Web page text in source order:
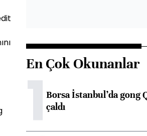
En Çok Okunanlar
1Borsa İstanbul’da gong
çaldı